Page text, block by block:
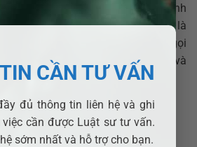
CẦN TƯ VẤN
đủ thông tin liên hệ và ghi
cần được Luật sư tư vấn.
sớm nhất và hỗ trợ cho bạn.
tận tâm, chuyên nghiệp và kinh
được kiểm chứng, chúng tôi tự tin là
cậy của bạn. Đừng ngần ngại gọi
nhận được sự hỗ trợ kịp thời và
– 0907520537